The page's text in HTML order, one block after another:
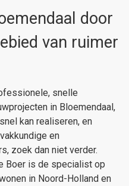
door
van ruimer
snelle
in Bloemendaal,
kan realiseren, en
en
zoek dan niet verder.
Boer is de specialist op
in Noord-Holland en